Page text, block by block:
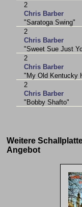
2
Chris Barber
"Saratoga Swing"
2
Chris Barber
"Sweet Sue Just
2
Chris Barber
"My Old Kentucky
2
Chris Barber
"Bobby Shafto"
Weitere
Angebot